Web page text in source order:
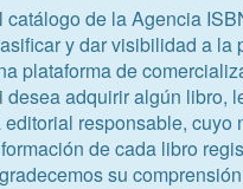
catálogo de la Agencia
y dar visibilidad a la
plataforma de
desea adquirir algún libro,
editorial responsable, cuyo
de cada libro
su